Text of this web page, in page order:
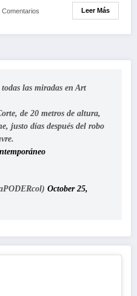
Comentarios Leer Más
las miradas en Art
de 20 metros de altura,
justo días después del robo
October 25,